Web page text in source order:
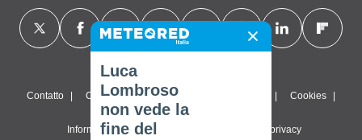
Contatto Chi siamo FAQ Cookies
Informativa sulla privacy Impostazioni sulla privacy
Luca
Lombroso
non vede la
fine del